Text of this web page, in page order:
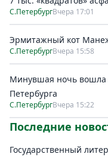
С.ПетербургВчера 17:01
Эрмитажный кот
С.ПетербургВчера 15:58
Минувшая ночь вошла
Петербурга
С.ПетербургВчера 15:22
Последние
Государственный